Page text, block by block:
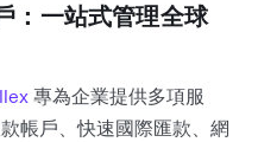
一站式管理全球
專為企業提供多項服
帳戶、快速國際匯款、網